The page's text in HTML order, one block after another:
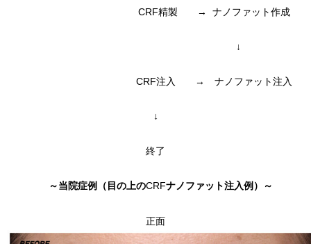
CRF精製 → ナノファット作成
↓
CRF注入 → ナノファット注入
↓
終了
～当院症例（目の上のCRFナノファット注入例）～
正面